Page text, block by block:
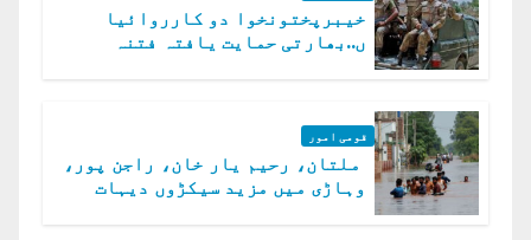
خیبرپختونخوا دو کارروائیا
ں..بھارتی حمایت یافتہ فتنہ
قومی امور
ملتان، رحیم یار خان، راجن پور،
وہاڑی میں مزید سیکڑوں دیہات